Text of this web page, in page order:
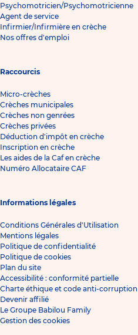
Psychomotricien/Psychomotricienne
Agent de service
Infirmier/Infirmière en crèche
Nos offres d'emploi
Raccourcis
Micro-crèches
Crèches municipales
Crèches non genrées
Crèches privées
Déduction d'impôt en crèche
Inscription en crèche
Les aides de la Caf en crèche
Numéro Allocataire CAF
Informations légales
Conditions Générales d'Utilisation
Mentions légales
Politique de confidentialité
Politique de cookies
Plan du site
Accessibilité : conformité partielle
Charte éthique et code anti-corruption
Devenir affilié
Le Groupe Babilou Family
Gestion des cookies